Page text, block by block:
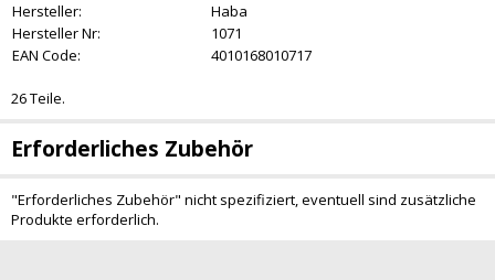
Hersteller:
Haba
Hersteller Nr:
1071
EAN Code:
4010168010717
26 Teile.
Erforderliches Zubehör
"Erforderliches Zubehör" nicht spezifiziert, eventuell sind zusätzliche
Produkte erforderlich.